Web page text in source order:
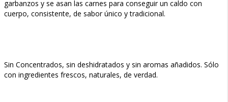
garbanzos y se asan las carnes para conseguir un caldo con
cuerpo, consistente, de sabor único y tradicional.
Sin Concentrados, sin deshidratados y sin aromas añadidos. Sólo
con ingredientes frescos, naturales, de verdad.